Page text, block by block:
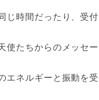
じ時間だったり、受
使たちからのメッセー
エネルギーと振動を受